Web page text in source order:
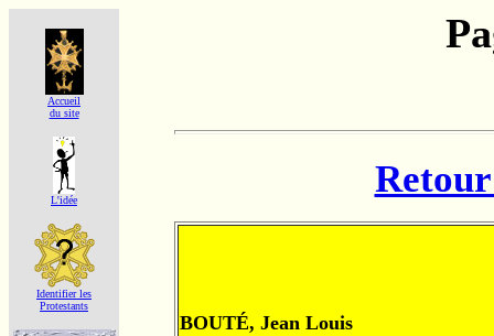
Accueil
du site
L'idée
Identifier les
Protestants
BOUTÉ, Jean Louis